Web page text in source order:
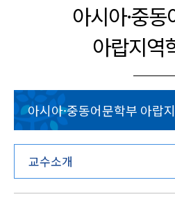
아시아·중
아랍지역
아시아·중동어문학부 아랍
교수소개